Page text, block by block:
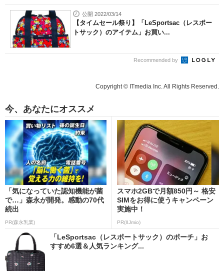
公開 2022/03/14
【タイムセール祭り】「LeSportsac（レスポー
トサック）のアイテム」お買い...
Recommended by
Copyright © ITmedia Inc. All Rights Reserved.
今、あなたにオススメ
「気になっていた認知機能が菌
で…」森永が開発。感動の70代
続出
PR(森永乳業)
スマホ2GBで月額850円～ 格安
SIMをお得に使うキャンペーン
実施中！
PR(IIJmio)
「LeSportsac（レスポートサック）のポーチ」お
すすめ6選＆人気ランキング...